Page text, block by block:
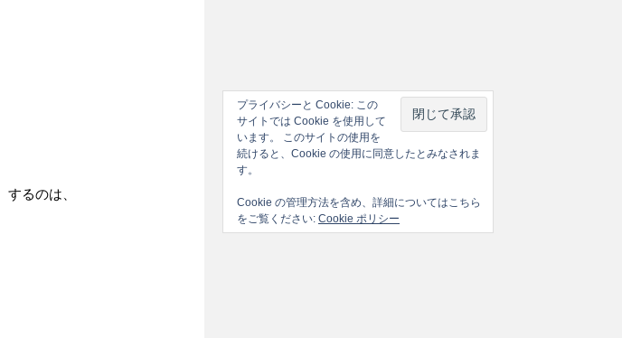
するのは、
プライバシーと Cookie: この
サイトでは Cookie を使用して
います。 このサイトの使用を
続けると、Cookie の使用に同意したとみなされま
す。
Cookie の管理方法を含め、詳細についてはこちら
をご覧ください: Cookie ポリシー